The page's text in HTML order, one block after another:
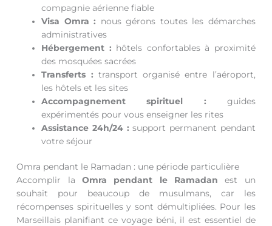
compagnie aérienne fiable
Visa Omra : nous gérons toutes les démarches
administratives
Hébergement : hôtels confortables à proximité
des mosquées sacrées
Transferts : transport organisé entre l’aéroport,
les hôtels et les sites
Accompagnement spirituel : guides
expérimentés pour vous enseigner les rites
Assistance 24h/24 : support permanent pendant
votre séjour
Omra pendant le Ramadan : une période particulière
Accomplir laOmra pendant le Ramadan est un
souhait pour beaucoup de musulmans, car les
récompenses spirituelles y sont démultipliées. Pour les
Marseillais planifiant ce voyage béni, il est essentiel de